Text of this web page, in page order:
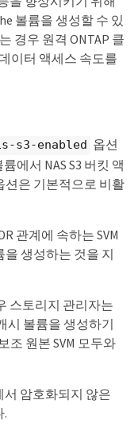
볼륨을 생성할 수 있
경우 원격 ONTAP 클
이터 액세스 속도를
s3-enabled 옵션
에서 NAS S3 버킷 액
션은 기본적으로 비활
관계에 속하는 SVM
을 생성하는 것을 지
스토리지 관리자는
시 볼륨을 생성하기
조 원본 SVM 모두와
서 암호화되지 않은
.